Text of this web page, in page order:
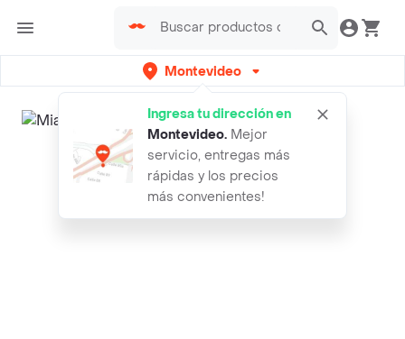
Montevideo
Ingresa tu dirección en
Montevideo. Mejor
servicio, entregas más
rápidas y los precios
más convenientes!